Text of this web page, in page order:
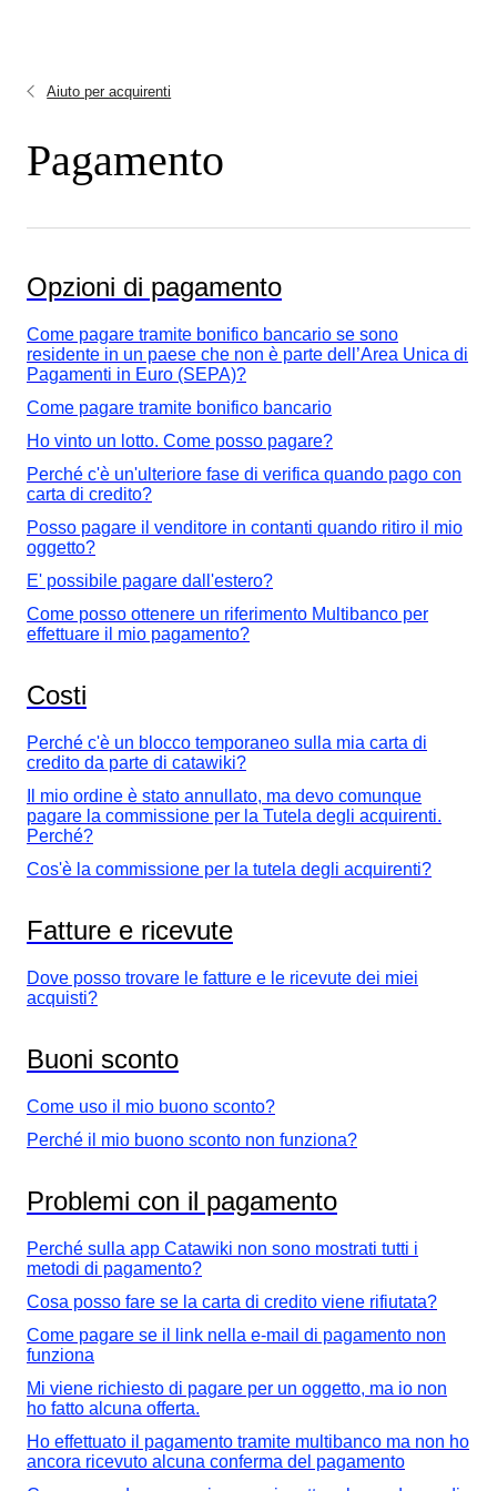
Aiuto per acquirenti
Pagamento
Opzioni di pagamento
Come pagare tramite bonifico bancario se sono
residente in un paese che non è parte dell’Area Unica di
Pagamenti in Euro (SEPA)?
Come pagare tramite bonifico bancario
Ho vinto un lotto. Come posso pagare?
Perché c'è un'ulteriore fase di verifica quando pago con
carta di credito?
Posso pagare il venditore in contanti quando ritiro il mio
oggetto?
E' possibile pagare dall'estero?
Come posso ottenere un riferimento Multibanco per
effettuare il mio pagamento?
Costi
Perché c'è un blocco temporaneo sulla mia carta di
credito da parte di catawiki?
Il mio ordine è stato annullato, ma devo comunque
pagare la commissione per la Tutela degli acquirenti.
Perché?
Cos'è la commissione per la tutela degli acquirenti?
Fatture e ricevute
Dove posso trovare le fatture e le ricevute dei miei
acquisti?
Buoni sconto
Come uso il mio buono sconto?
Perché il mio buono sconto non funziona?
Problemi con il pagamento
Perché sulla app Catawiki non sono mostrati tutti i
metodi di pagamento?
Cosa posso fare se la carta di credito viene rifiutata?
Come pagare se il link nella e-mail di pagamento non
funziona
Mi viene richiesto di pagare per un oggetto, ma io non
ho fatto alcuna offerta.
Ho effettuato il pagamento tramite multibanco ma non ho
ancora ricevuto alcuna conferma del pagamento